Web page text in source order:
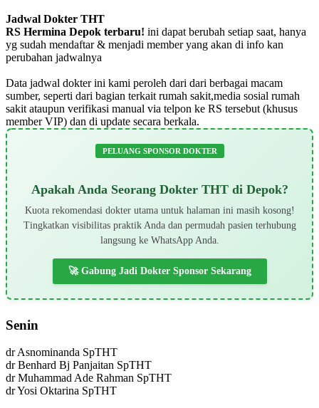
Jadwal Dokter THT
RS Hermina Depok terbaru! ini dapat berubah setiap saat, hanya
yg sudah mendaftar & menjadi member yang akan di info kan
perubahan jadwalnya
Data jadwal dokter ini kami peroleh dari dari berbagai macam
sumber, seperti dari bagian terkait rumah sakit,media sosial rumah
sakit ataupun verifikasi manual via telpon ke RS tersebut (khusus
member VIP) dan di update secara berkala.
PELUANG SPONSOR DOKTER
Apakah Anda Seorang Dokter THT di Depok?
Kuota rekomendasi dokter utama untuk halaman ini masih kosong!
Tingkatkan visibilitas praktik Anda dan permudah pasien terhubung
langsung ke WhatsApp Anda.
🚀 Gabung Jadi Dokter Sponsor Sekarang
Senin
dr Asnominanda SpTHT
dr Benhard Bj Panjaitan SpTHT
dr Muhammad Ade Rahman SpTHT
dr Yosi Oktarina SpTHT